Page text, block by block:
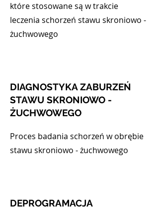
które stosowane są w trakcie
leczenia schorzeń stawu skroniowo -
żuchwowego
DIAGNOSTYKA ZABURZEŃ
STAWU SKRONIOWO -
ŻUCHWOWEGO
Proces badania schorzeń w obrębie
stawu skroniowo - żuchwowego
DEPROGRAMACJA